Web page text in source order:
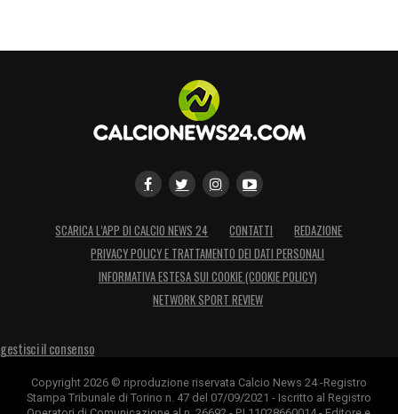
SCARICA L’APP DI CALCIO NEWS 24 CONTATTI
REDAZIONE
PRIVACY POLICY E TRATTAMENTO DEI DATI PERSONALI
INFORMATIVA ESTESA SUI COOKIE (COOKIE POLICY)
NETWORK SPORT REVIEW
gestisci il consenso
Copyright 2026 © riproduzione riservata Calcio News 24 -Registro
Stampa Tribunale di Torino n. 47 del 07/09/2021 - Iscritto al Registro